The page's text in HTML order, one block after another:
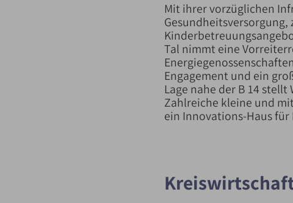
Mit ihrer vorzüglichen
Tal nimmt eine
Engagement und ein
Lage nahe der B 14
Zahlreiche kleine und
ein Innovations-Haus